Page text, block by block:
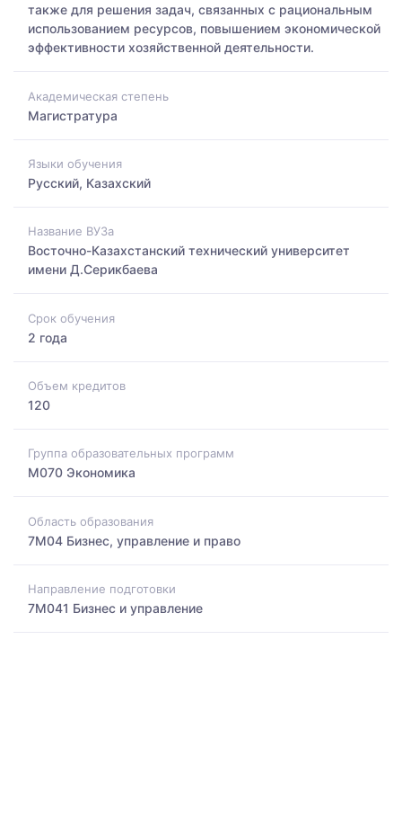
также для решения задач, связанных с рациональным
использованием ресурсов, повышением экономической
эффективности хозяйственной деятельности.
Академическая степень
Магистратура
Языки обучения
Русский, Казахский
Название ВУЗа
Восточно-Казахстанский технический университет
имени Д.Серикбаева
Срок обучения
2 года
Объем кредитов
120
Группа образовательных программ
M070 Экономика
Область образования
7M04 Бизнес, управление и право
Направление подготовки
7M041 Бизнес и управление